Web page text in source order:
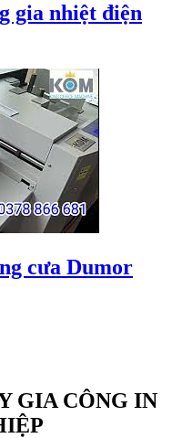
gia nhiệt điện
cưa Dumor
GIA CÔNG IN